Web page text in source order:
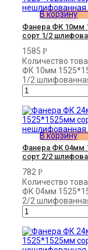
В корзину
Фанера ФК 10мм
сорт 1/2
1585 Р
Количество
ФК 10мм
1/2
В корзину
Фанера ФК 04мм
сорт 2/2
782 Р
Количество
ФК 04мм
2/2